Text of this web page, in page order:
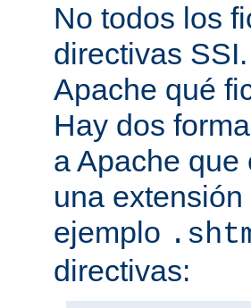
No todos los
directivas
Apache qué
Hay dos
a Apache
una
ejemplo
directivas: